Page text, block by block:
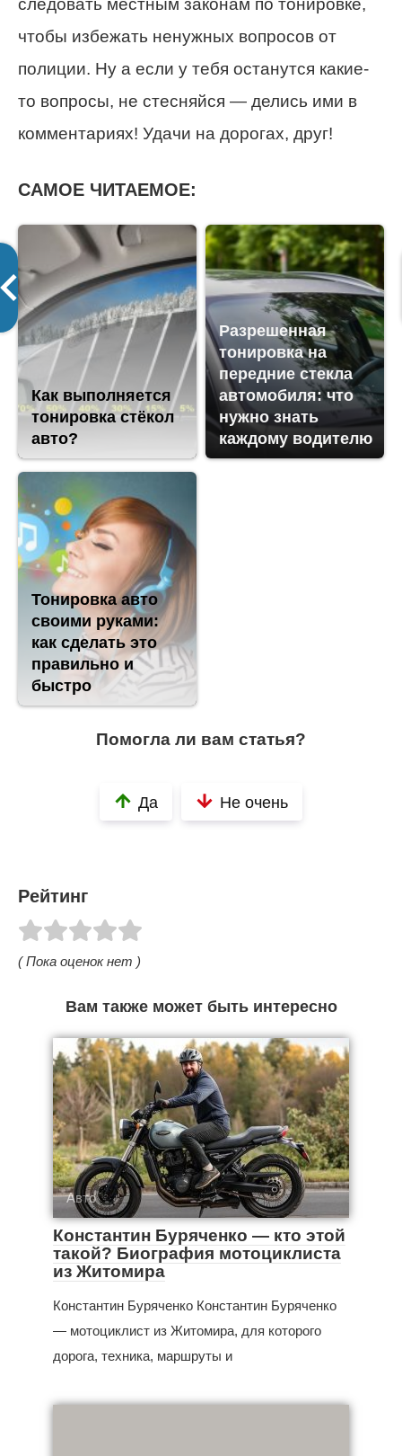
чтобы избежать ненужных вопросов от
полиции. Ну а если у тебя останутся какие-
то вопросы, не стесняйся — делись ими в
комментариях! Удачи на дорогах, друг!
САМОЕ ЧИТАЕМОЕ:
Как выполняется
тонировка стёкол
авто?
Разрешенная
тонировка на
передние стекла
автомобиля: что
нужно знать
каждому водителю
Тонировка авто
своими руками:
как сделать это
правильно и
быстро
Помогла ли вам статья?
Да Не очень
Рейтинг
( Пока оценок нет )
Вам также может быть интересно
Авто
Константин Буряченко — кто этой
такой? Биография мотоциклиста
из Житомира
Константин Буряченко Константин Буряченко
— мотоциклист из Житомира, для которого
дорога, техника, маршруты и